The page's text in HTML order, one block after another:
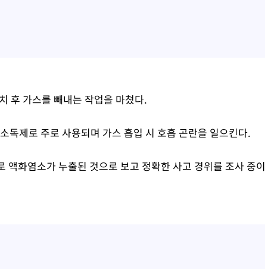
후 가스를 빼내는 작업을 마쳤다.
독제로 주로 사용되며 가스 흡입 시 호흡 곤란을 일으킨다.
액화염소가 누출된 것으로 보고 정확한 사고 경위를 조사 중이